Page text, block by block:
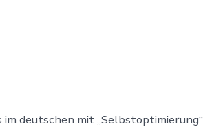
deutschen mit „Selbstoptimierung“